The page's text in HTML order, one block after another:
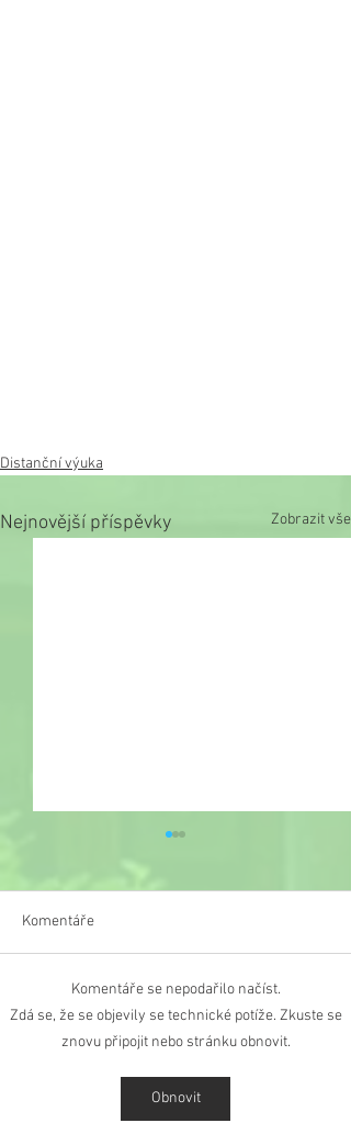
Distanční výuka
Nejnovější příspěvky Zobrazit vše
Informace ředitele školy k
organizaci výuky od 17.
Komentáře
Komentáře se nepodařilo načíst.
Zdá se, že se objevily se technické potíže. Zkuste se
znovu připojit nebo stránku obnovit.
Obnovit